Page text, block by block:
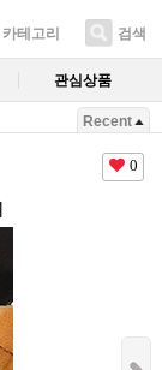
카테고리 검색
관심상품
Recent
0